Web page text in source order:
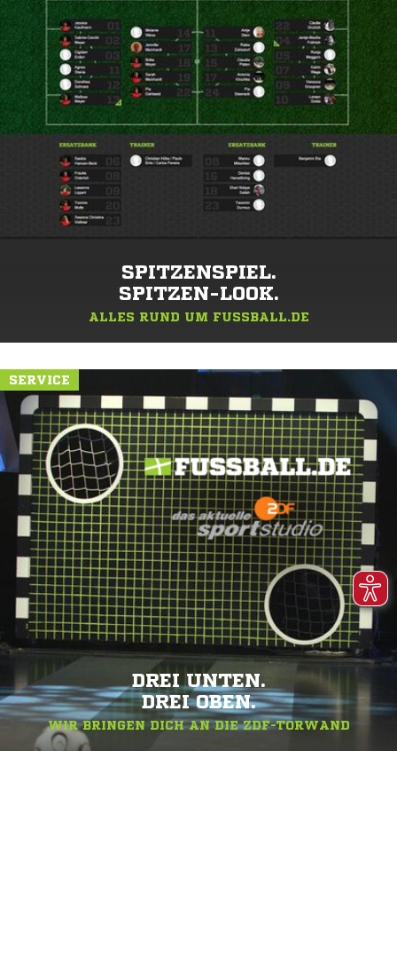
SPITZENSPIEL.
SPITZEN-LOOK.
ALLES RUND UM FUSSBALL.DE
SERVICE
DREI UNTEN.
DREI OBEN.
WIR BRINGEN DICH AN DIE ZDF-TORWAND